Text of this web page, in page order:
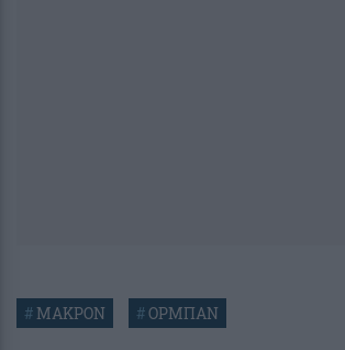
# ΜΑΚΡΟΝ #ΟΡΜΠΑΝ